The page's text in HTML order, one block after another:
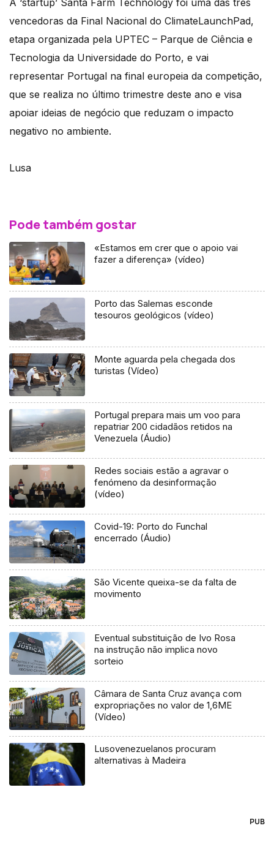
A ‘startup’ Santa Farm Technology foi uma das três
vencedoras da Final Nacional do ClimateLaunchPad,
etapa organizada pela UPTEC – Parque de Ciência e
Tecnologia da Universidade do Porto, e vai
representar Portugal na final europeia da competição,
que se realiza no último trimestre deste ano e visa
apoiar ideias de negócio que reduzam o impacto
negativo no ambiente.
Lusa
Pode também gostar
«Estamos em crer que o apoio vai
fazer a diferença» (vídeo)
Porto das Salemas esconde
tesouros geológicos (vídeo)
Monte aguarda pela chegada dos
turistas (Vídeo)
Portugal prepara mais um voo para
repatriar 200 cidadãos retidos na
Venezuela (Áudio)
Redes sociais estão a agravar o
fenómeno da desinformação
(vídeo)
Covid-19: Porto do Funchal
encerrado (Áudio)
São Vicente queixa-se da falta de
movimento
Eventual substituição de Ivo Rosa
na instrução não implica novo
sorteio
Câmara de Santa Cruz avança com
expropriações no valor de 1,6ME
(Vídeo)
Lusovenezuelanos procuram
alternativas à Madeira
PUB